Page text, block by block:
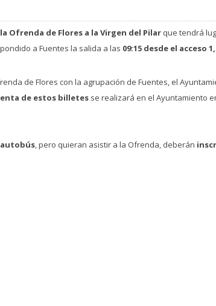
Ofrenda de Flores a la Virgen del Pilar que tendrá
a Fuentes la salida a las 09:15 desde el acceso
de Flores con la agrupación de Fuentes, el
de estos billetes se realizará en el Ayuntamiento
, pero quieran asistir a la Ofrenda, deberán